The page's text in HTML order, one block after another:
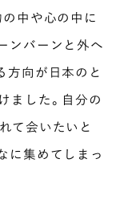
の中や心の中に
ンバーンと外へ
方向が日本のと
ました。自分の
て会いたいと
に集めてしまっ